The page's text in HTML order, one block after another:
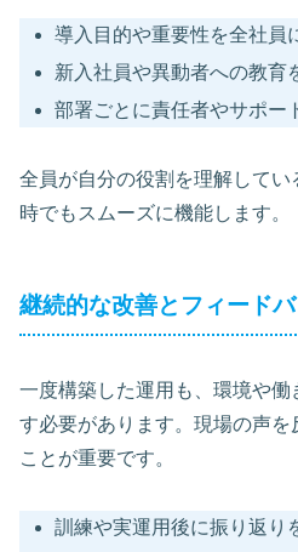
導入目的や重要性を全社員
新入社員や異動者への教育
部署ごとに責任者やサポー
全員が自分の役割を理解して
時でもスムーズに機能します。
継続的な改善とフィード
一度構築した運用も、環境や
す必要があります。現場の声
ことが重要です。
訓練や実運用後に振り返り